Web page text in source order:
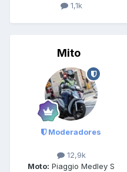
1,1k
Mito
Moderadores
12,9k
Moto: Piaggio Medley S